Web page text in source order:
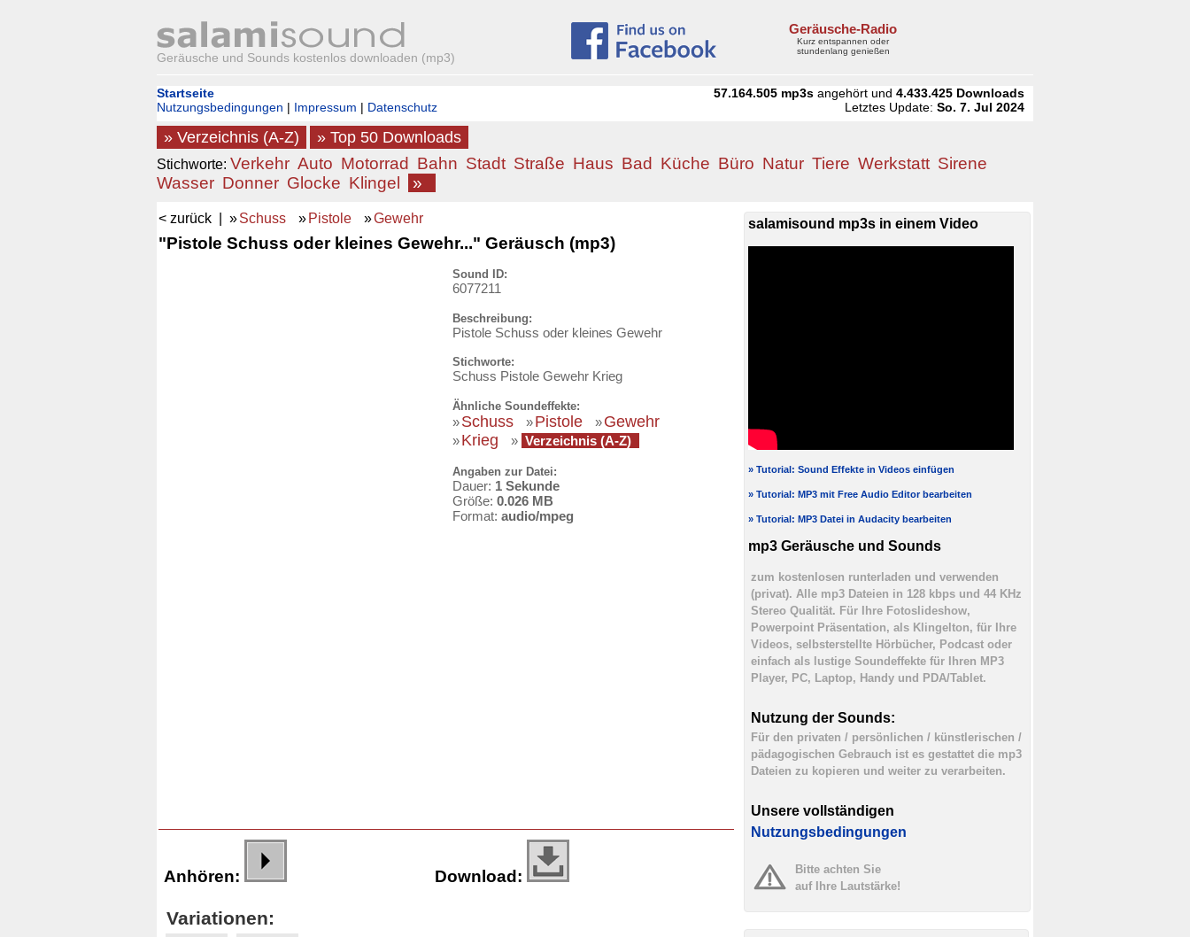
Geräusche und Sounds kostenlos downloaden (mp3)
Geräusche-Radio
Kurz entspannen oder
stundenlang genießen
Startseite
Nutzungsbedingungen | Impressum | Datenschutz
57.164.505 mp3s angehört und4.433.425 Downloads
Letztes Update:So. 7. Jul 2024
» Verzeichnis (A-Z) » Top 50 Downloads
Stichworte: Verkehr Auto Motorrad Bahn Stadt Straße Haus Bad Küche Büro Natur Tiere Werkstatt Sirene
Wasser Donner Glocke Klingel »
< zurück | »Schuss » Pistole »Gewehr
"Pistole Schuss oder kleines Gewehr..." Geräusch (mp3)
Sound ID:
6077211
Beschreibung:
Pistole Schuss oder kleines Gewehr
Stichworte:
Schuss Pistole Gewehr Krieg
Ähnliche Soundeffekte:
»Schuss »Pistole »Gewehr
»Krieg » Verzeichnis (A-Z)
Angaben zur Datei:
Dauer: 1 Sekunde
Größe: 0.026 MB
Format: audio/mpeg
Anhören: Download:
Variationen:
salamisound mp3s in einem Video
» Tutorial: Sound Effekte in Videos einfügen
» Tutorial: MP3 mit Free Audio Editor bearbeiten
» Tutorial: MP3 Datei in Audacity bearbeiten
mp3 Geräusche und Sounds
zum kostenlosen runterladen und verwenden
(privat). Alle mp3 Dateien in 128 kbps und 44 KHz
Stereo Qualität. Für Ihre Fotoslideshow,
Powerpoint Präsentation, als Klingelton, für Ihre
Videos, selbsterstellte Hörbücher, Podcast oder
einfach als lustige Soundeffekte für Ihren MP3
Player, PC, Laptop, Handy und PDA/Tablet.
Nutzung der Sounds:
Für den privaten / persönlichen / künstlerischen /
pädagogischen Gebrauch ist es gestattet die mp3
Dateien zu kopieren und weiter zu verarbeiten.
Unsere vollständigen
Nutzungsbedingungen
Bitte achten Sie
auf Ihre Lautstärke!